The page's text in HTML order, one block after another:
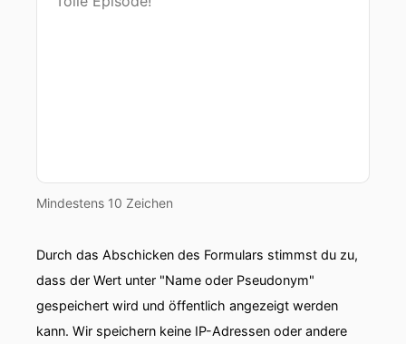
Mindestens 10 Zeichen
Durch das Abschicken des Formulars stimmst du zu,
dass der Wert unter "Name oder Pseudonym"
gespeichert wird und öffentlich angezeigt werden
kann. Wir speichern keine IP-Adressen oder andere